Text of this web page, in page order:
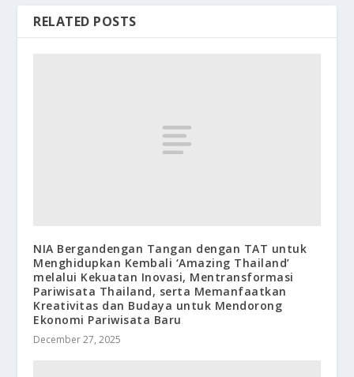
RELATED POSTS
NIA Bergandengan Tangan dengan TAT untuk
Menghidupkan Kembali ‘Amazing Thailand’
melalui Kekuatan Inovasi, Mentransformasi
Pariwisata Thailand, serta Memanfaatkan
Kreativitas dan Budaya untuk Mendorong
Ekonomi Pariwisata Baru
December 27, 2025